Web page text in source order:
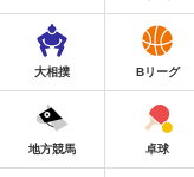
大相撲 Bリーグ
地方競馬 卓球